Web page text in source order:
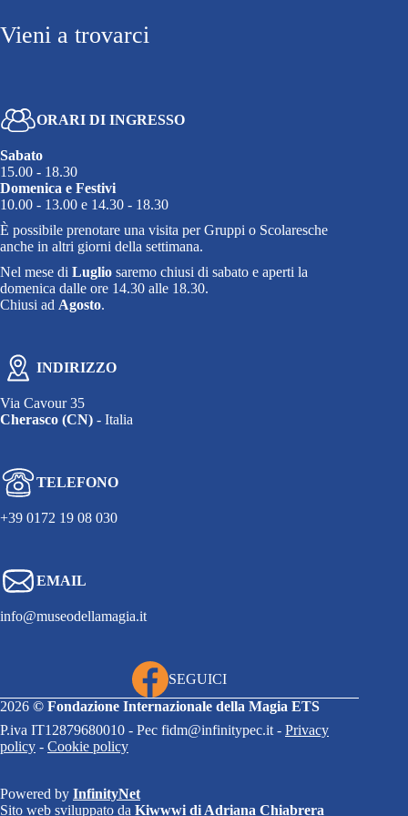
Vieni a trovarci
ORARI DI INGRESSO
Sabato
15.00 - 18.30
Domenica e Festivi
10.00 - 13.00 e 14.30 - 18.30
È possibile prenotare una visita per Gruppi o Scolaresche
anche in altri giorni della settimana.
Nel mese di Luglio saremo chiusi di sabato e aperti la
domenica dalle ore 14.30 alle 18.30.
Chiusi ad Agosto.
INDIRIZZO
Via Cavour 35
Cherasco (CN) - Italia
TELEFONO
+39 0172 19 08 030
EMAIL
info@museodellamagia.it
SEGUICI
2026 © Fondazione Internazionale della Magia ETS
P.iva IT12879680010 - Pec fidm@infinitypec.it - Privacy
policy - Cookie policy
Powered by InfinityNet
Sito web sviluppato da Kiwwwi di Adriana Chiabrera